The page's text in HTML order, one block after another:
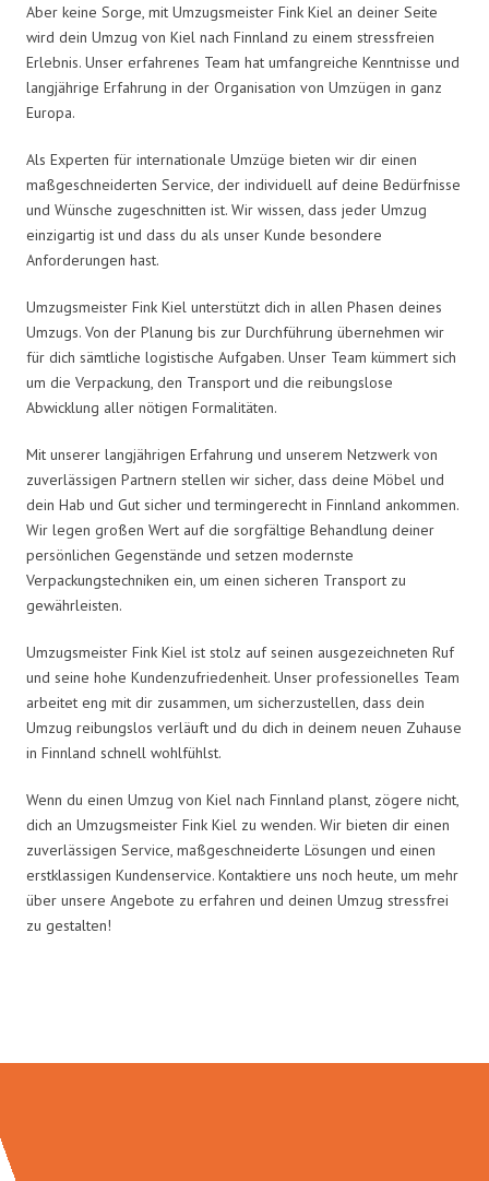
Aber keine Sorge, mit Umzugsmeister Fink Kiel an deiner Seite
wird dein Umzug von Kiel nach Finnland zu einem stressfreien
Erlebnis. Unser erfahrenes Team hat umfangreiche Kenntnisse und
langjährige Erfahrung in der Organisation von Umzügen in ganz
Europa.
Als Experten für internationale Umzüge bieten wir dir einen
maßgeschneiderten Service, der individuell auf deine Bedürfnisse
und Wünsche zugeschnitten ist. Wir wissen, dass jeder Umzug
einzigartig ist und dass du als unser Kunde besondere
Anforderungen hast.
Umzugsmeister Fink Kiel unterstützt dich in allen Phasen deines
Umzugs. Von der Planung bis zur Durchführung übernehmen wir
für dich sämtliche logistische Aufgaben. Unser Team kümmert sich
um die Verpackung, den Transport und die reibungslose
Abwicklung aller nötigen Formalitäten.
Mit unserer langjährigen Erfahrung und unserem Netzwerk von
zuverlässigen Partnern stellen wir sicher, dass deine Möbel und
dein Hab und Gut sicher und termingerecht in Finnland ankommen.
Wir legen großen Wert auf die sorgfältige Behandlung deiner
persönlichen Gegenstände und setzen modernste
Verpackungstechniken ein, um einen sicheren Transport zu
gewährleisten.
Umzugsmeister Fink Kiel ist stolz auf seinen ausgezeichneten Ruf
und seine hohe Kundenzufriedenheit. Unser professionelles Team
arbeitet eng mit dir zusammen, um sicherzustellen, dass dein
Umzug reibungslos verläuft und du dich in deinem neuen Zuhause
in Finnland schnell wohlfühlst.
Wenn du einen Umzug von Kiel nach Finnland planst, zögere nicht,
dich an Umzugsmeister Fink Kiel zu wenden. Wir bieten dir einen
zuverlässigen Service, maßgeschneiderte Lösungen und einen
erstklassigen Kundenservice. Kontaktiere uns noch heute, um mehr
über unsere Angebote zu erfahren und deinen Umzug stressfrei
zu gestalten!